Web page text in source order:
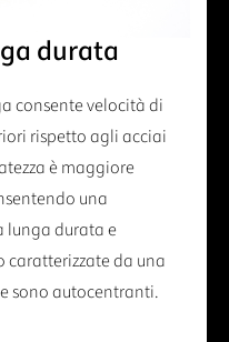
durata
consente velocità di
rispetto agli acciai
è maggiore
una
lunga durata e
caratterizzate da una
sono autocentranti.